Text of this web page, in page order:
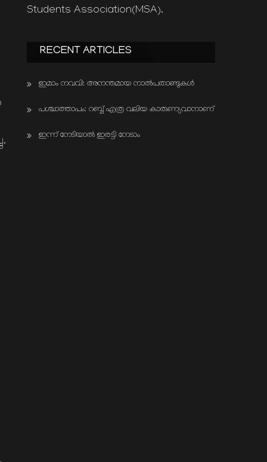
Students Association(MSA).
RECENT ARTICLES
ഇമാം നവവി: അനന്തമായ നാൽപതാണ്ടുകൾ
പശ്ചാത്താപം: റബ്ബ് എത്ര വലിയ കാരുണ്യവാനാണ്
ഇന്ന് നേടിയാൽ ഇരട്ടി നേടാം